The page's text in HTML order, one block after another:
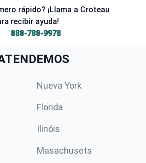
rápido? ¡Llama a Croteau
recibir ayuda!
888-788-9978
Nueva York
Florida
Ilinóis
Masachusets